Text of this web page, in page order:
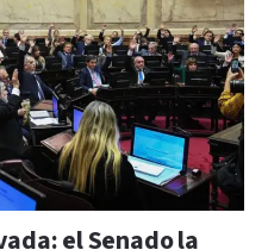
el Senado la